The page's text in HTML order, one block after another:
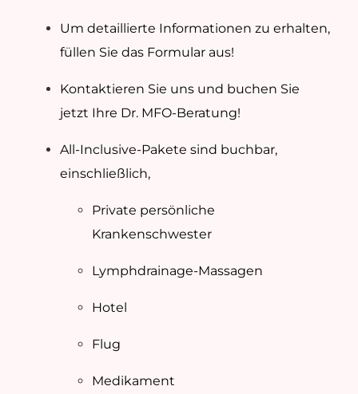
Um detaillierte Informationen zu erhalten,
füllen Sie das Formular aus!
Kontaktieren Sie uns und buchen Sie
jetzt Ihre Dr. MFO-Beratung!
All-Inclusive-Pakete sind buchbar,
einschließlich,
Private persönliche
Krankenschwester
Lymphdrainage-Massagen
Hotel
Flug
Medikament